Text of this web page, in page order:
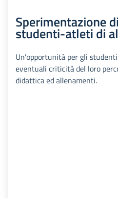
Sperimentazione
studenti-atleti di
Un'opportunità per gli
eventuali criticità del loro
didattica ed allenamenti.